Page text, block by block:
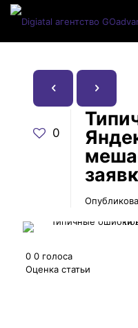
0
0 0 голоса
Оценка статьи